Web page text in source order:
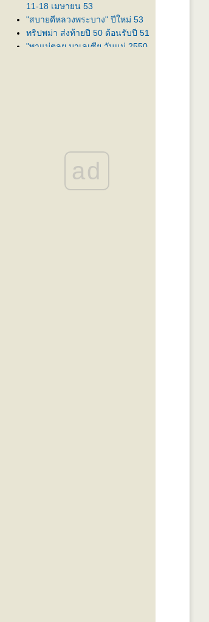
11-18 เมษายน 53
"สบายดีหลวงพระบาง" ปีใหม่ 53
ทริปพม่า ส่งท้ายปี 50 ต้อนรับปี 51
"พาแม่ตลุย มาเลเซีย วันแม่ 2550
" แม้ตายไม่ปรารมภ์ เพียงครั้งหนึ่ง
ได้ชมนครวัด " (SEE ANGKOR
WAT AND DIE.. )
ad